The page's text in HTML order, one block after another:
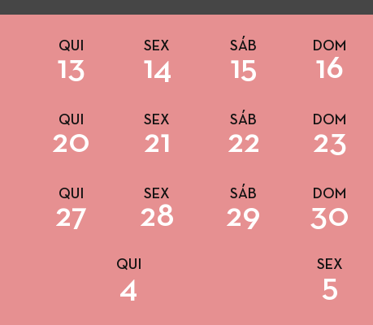
QUI
13
SEX
14
SÁB
15
DOM
16
QUI
20
SEX
21
SÁB
22
DOM
23
QUI
27
SEX
28
SÁB
29
DOM
30
QUI
4
SEX
5